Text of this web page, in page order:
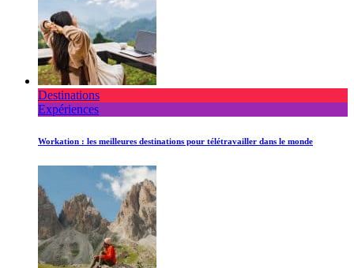
Destinations
Expériences
Workation : les meilleures destinations pour télétravailler dans le monde